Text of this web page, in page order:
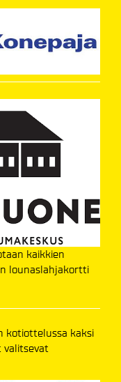
kaikkien
lounaslahjakortti
kotiottelussa kaksi
valitsevat